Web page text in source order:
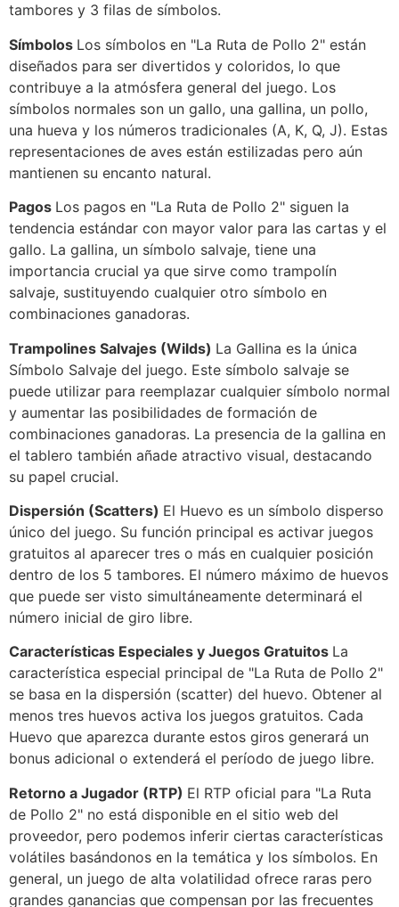
tambores y 3 filas de símbolos.
Símbolos Los símbolos en "La Ruta de Pollo 2" están
diseñados para ser divertidos y coloridos, lo que
contribuye a la atmósfera general del juego. Los
símbolos normales son un gallo, una gallina, un pollo,
una hueva y los números tradicionales (A, K, Q, J). Estas
representaciones de aves están estilizadas pero aún
mantienen su encanto natural.
Pagos Los pagos en "La Ruta de Pollo 2" siguen la
tendencia estándar con mayor valor para las cartas y el
gallo. La gallina, un símbolo salvaje, tiene una
importancia crucial ya que sirve como trampolín
salvaje, sustituyendo cualquier otro símbolo en
combinaciones ganadoras.
Trampolines Salvajes (Wilds) La Gallina es la única
Símbolo Salvaje del juego. Este símbolo salvaje se
puede utilizar para reemplazar cualquier símbolo normal
y aumentar las posibilidades de formación de
combinaciones ganadoras. La presencia de la gallina en
el tablero también añade atractivo visual, destacando
su papel crucial.
Dispersión (Scatters) El Huevo es un símbolo disperso
único del juego. Su función principal es activar juegos
gratuitos al aparecer tres o más en cualquier posición
dentro de los 5 tambores. El número máximo de huevos
que puede ser visto simultáneamente determinará el
número inicial de giro libre.
Características Especiales y Juegos Gratuitos La
característica especial principal de "La Ruta de Pollo 2"
se basa en la dispersión (scatter) del huevo. Obtener al
menos tres huevos activa los juegos gratuitos. Cada
Huevo que aparezca durante estos giros generará un
bonus adicional o extenderá el período de juego libre.
Retorno a Jugador (RTP) El RTP oficial para "La Ruta
de Pollo 2" no está disponible en el sitio web del
proveedor, pero podemos inferir ciertas características
volátiles basándonos en la temática y los símbolos. En
general, un juego de alta volatilidad ofrece raras pero
grandes ganancias que compensan por las frecuentes